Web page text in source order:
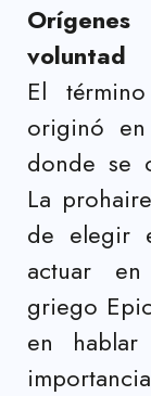
voluntad
El
originó
donde se
La
de elegir
actuar
griego
en